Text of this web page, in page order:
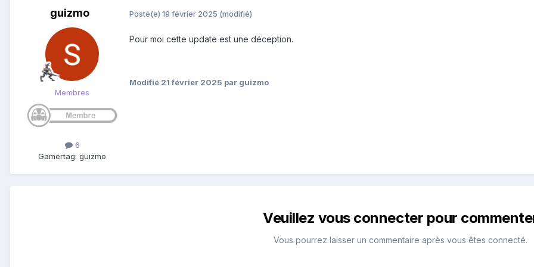
guizmo
Membres
6
Gamertag: guizmo
Posté(e) 19 février 2025 (modifié)
Pour moi cette update est une déception.
Modifié 21 février 2025 par guizmo
Veuillez vous connecter pour
Vous pourrez laisser un commentaire après vous êtes connecté.